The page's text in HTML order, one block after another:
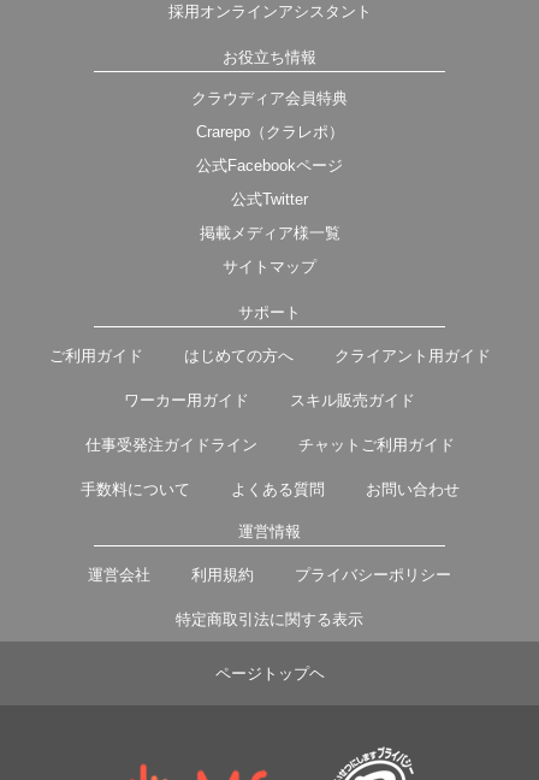
採用オンラインアシスタント
お役立ち情報
クラウディア会員特典
Crarepo（クラレポ）
公式Facebookページ
公式Twitter
掲載メディア様一覧
サイトマップ
サポート
ご利用ガイド はじめての方へ クライアント用ガイド
ワーカー用ガイド スキル販売ガイド
仕事受発注ガイドライン チャットご利用ガイド
手数料について よくある質問 お問い合わせ
運営情報
運営会社 利用規約 プライバシーポリシー
特定商取引法に関する表示
ページトップヘ